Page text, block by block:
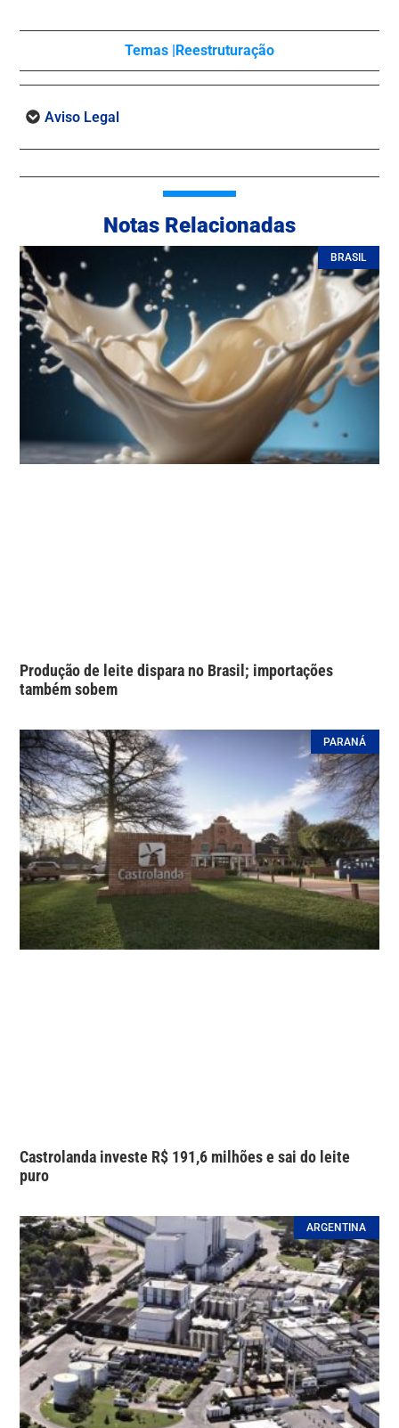
Temas |Reestruturação
Aviso Legal
Notas Relacionadas
BRASIL
Produção de leite dispara no Brasil; importações
também sobem
PARANÁ
Castrolanda investe R$ 191,6 milhões e sai do leite
puro
ARGENTINA